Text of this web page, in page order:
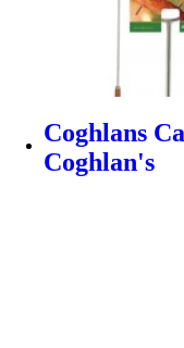
Coghlans
Coghlan's